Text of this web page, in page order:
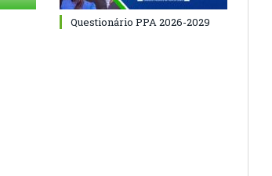
Questionário PPA 2026-2029